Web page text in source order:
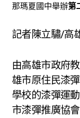
那瑪夏國中舉辦第
記者陳立驌/高
由高雄市政府
雄市原住民漆
學校的漆彈運
市漆彈推廣協